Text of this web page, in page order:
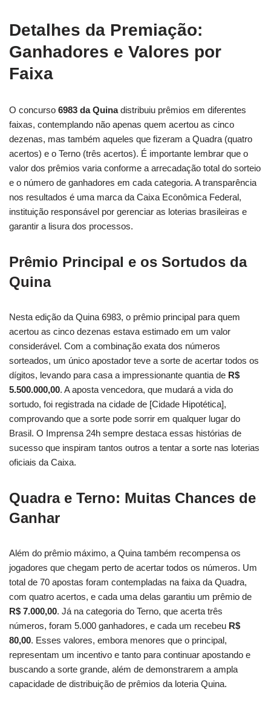
Detalhes da Premiação:
Ganhadores e Valores por
Faixa
O concurso 6983 da Quinadistribuiu prêmios em diferentes
faixas, contemplando não apenas quem acertou as cinco
dezenas, mas também aqueles que fizeram a Quadra (quatro
acertos) e o Terno (três acertos). É importante lembrar que o
valor dos prêmios varia conforme a arrecadação total do sorteio
e o número de ganhadores em cada categoria. A transparência
nos resultados é uma marca da Caixa Econômica Federal,
instituição responsável por gerenciar as loterias brasileiras e
garantir a lisura dos processos.
Prêmio Principal e os Sortudos da
Quina
Nesta edição da Quina 6983, o prêmio principal para quem
acertou as cinco dezenas estava estimado em um valor
considerável. Com a combinação exata dos números
sorteados, um único apostador teve a sorte de acertar todos os
dígitos, levando para casa a impressionante quantia de R$
5.500.000,00. A aposta vencedora, que mudará a vida do
sortudo, foi registrada na cidade de [Cidade Hipotética],
comprovando que a sorte pode sorrir em qualquer lugar do
Brasil. O Imprensa 24h sempre destaca essas histórias de
sucesso que inspiram tantos outros a tentar a sorte nas loterias
oficiais da Caixa.
Quadra e Terno: Muitas Chances de
Ganhar
Além do prêmio máximo, a Quina também recompensa os
jogadores que chegam perto de acertar todos os números. Um
total de 70 apostas foram contempladas na faixa da Quadra,
com quatro acertos, e cada uma delas garantiu um prêmio de
R$ 7.000,00. Já na categoria do Terno, que acerta três
números, foram 5.000 ganhadores, e cada um recebeu R$
80,00. Esses valores, embora menores que o principal,
representam um incentivo e tanto para continuar apostando e
buscando a sorte grande, além de demonstrarem a ampla
capacidade de distribuição de prêmios da loteria Quina.